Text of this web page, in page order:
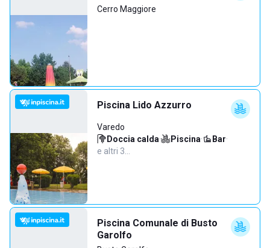
Cerro Maggiore
Piscina Lido Azzurro
Varedo
Doccia calda· Piscina· Bar·
e altri 3…
Piscina Comunale di Busto
Garolfo